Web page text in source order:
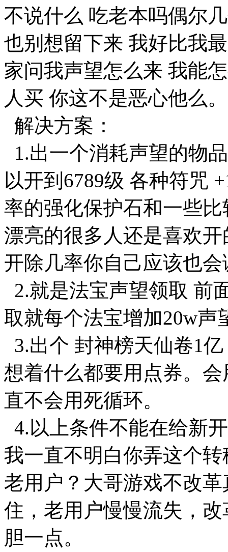
不说什么 吃老本吗偶尔
也别想留下来 我好比我
家问我声望怎么来 我能
人买 你这不是恶心他么。
解决方案：
1.出一个消耗声望的物
以开到6789级 各种符咒
率的强化保护石和一些
漂亮的很多人还是喜欢
开除几率你自己应该也会
2.就是法宝声望领取 前
取就每个法宝增加20w声
3.出个 封神榜天仙卷1
想着什么都要用点券。
直不会用死循环。
4.以上条件不能在给新
我一直不明白你弄这个
老用户？大哥游戏不改
住，老用户慢慢流失，
胆一点。